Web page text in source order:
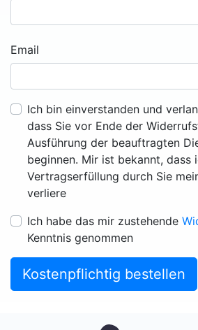
Email
Ich bin einverstanden und
dass Sie vor Ende der
Ausführung der beauftragten
beginnen. Mir ist bekannt, dass
Vertragserfüllung durch Sie
verliere
Ich habe das mir zustehende
Kenntnis genommen
Kostenpflichtig bestellen